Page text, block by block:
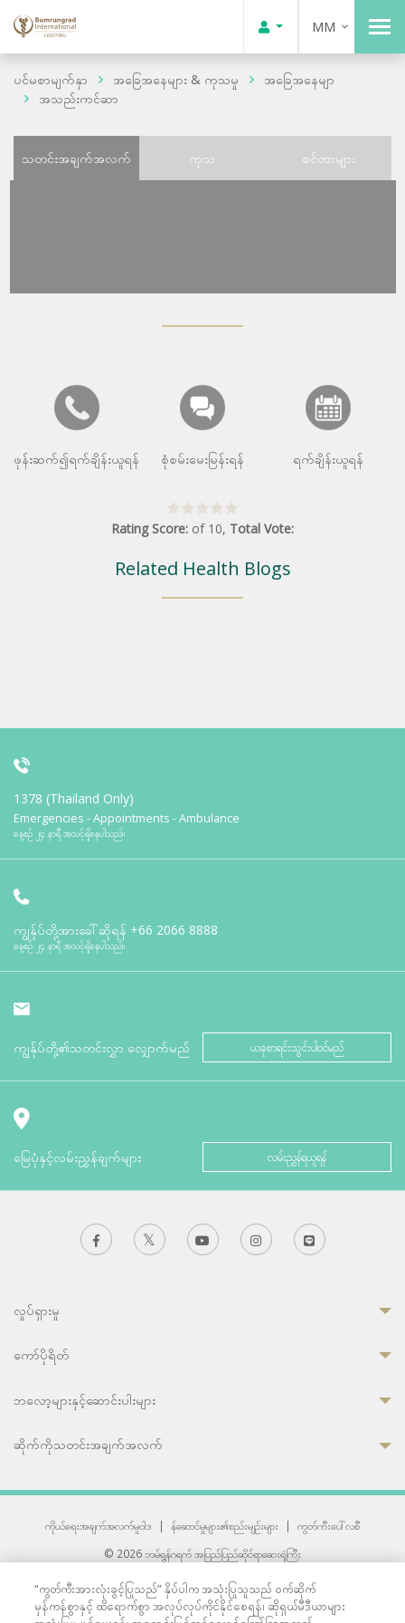
MM
ပင်မစာမျက်နှာ အခြေအနေများ & ကုသမှု
အခြေအနေမျာ
အသည်းကင်ဆာ
သတင်းအချက်အလက် ကုသ စင်တာများ
ဖုန်းဆက်၍ရက်ချိန်းယူရန် စုံစမ်းမေးမြန်းရန် ရက်ချိန်းယူရန်
Rating Score: of 10, Total Vote:
Related Health Blogs
1378 (Thailand Only)
Emergencies - Appointments - Ambulance
နေ့စဉ် ၂၄ နာရီ အသင့်ရှိနေပါသည်။
ကျွန်ုပ်တို့အားခေါ်ဆိုရန် +66 2066 8888
နေ့စဉ် ၂၄ နာရီ အသင့်ရှိနေပါသည်။
ကျွန်ုပ်တို့၏သတင်းလွှာ လျှောက်မည် ယခုစာရင်းသွင်းပါဝင်မည်
မြေပုံနှင့်လမ်းညွှန်ချက်များ လမ်းညွှန်ရယူရန်
လှုပ်ရှားမှု
ကော်ပိုရိတ်
ဘလော့များနှင့်ဆောင်းပါးများ
ဆိုက်ကိုသတင်းအချက်အလက်
ကိုယ်ရေးအချက်အလက်မူဝါဒ | န်ဆောင်မှုများ၏စည်းမျဉ်းများ |
ကွတ်ကီးပေါ်လစီ
© 2026 ဘမ်ရွန်ဂရက် အပြည်ပြည်ဆိုင်ရာဆေးရုံကြီး
33 Sukhumvit 3, Wattana, Bangkok 10110 Thailand.
All rights reserved.
“ကွတ်ကီးအားလုံးခွင့်ပြုသည်” နှိပ်ပါက အသုံးပြုသူသည် ဝက်ဆိုက်
မှန်ကန်စွာနှင့် ထိရောက်စွာ အလုပ်လုပ်ကိုင်နိုင်စေရန်၊ ဆိုရှယ်မီဒီယာများ